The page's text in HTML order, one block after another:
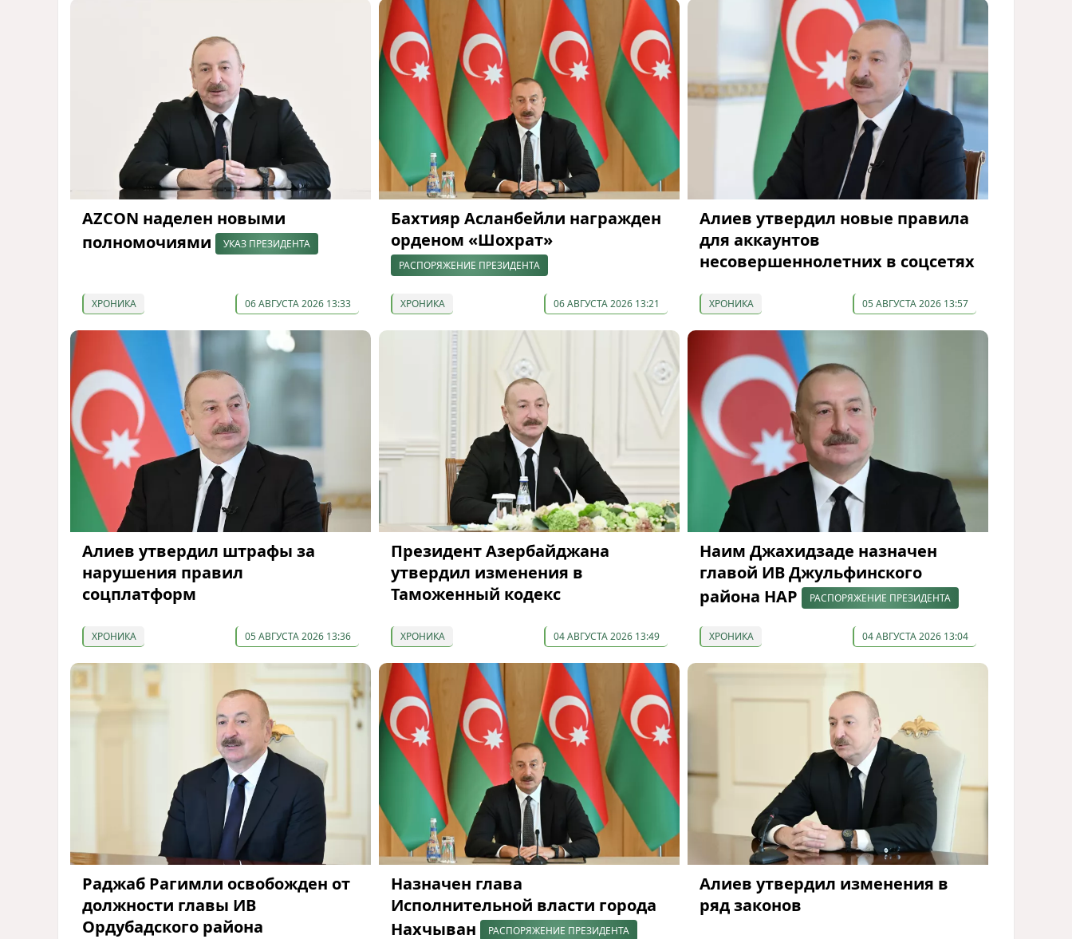
AZCON наделен новыми
полномочиями
УКАЗ ПРЕЗИДЕНТА
ХРОНИКА 06 АВГУСТА 2026 13:33
Бахтияр Асланбейли награжден
орденом «Шохрат»
РАСПОРЯЖЕНИЕ ПРЕЗИДЕНТА
ХРОНИКА 06 АВГУСТА 2026 13:21
Алиев утвердил новые правила
для аккаунтов
несовершеннолетних в соцсетях
ХРОНИКА 05 АВГУСТА 2026 13:57
Алиев утвердил штрафы за
нарушения правил
соцплатформ
ХРОНИКА 05 АВГУСТА 2026 13:36
Президент Азербайджана
утвердил изменения в
Таможенный кодекс
ХРОНИКА 04 АВГУСТА 2026 13:49
Наим Джахидзаде назначен
главой ИВ Джульфинского
района НАР
РАСПОРЯЖЕНИЕ ПРЕЗИДЕНТА
ХРОНИКА 04 АВГУСТА 2026 13:04
Раджаб Рагимли освобожден от
должности главы ИВ
Ордубадского района
Назначен глава
Исполнительной власти города
Нахчыван
РАСПОРЯЖЕНИЕ ПРЕЗИДЕНТА
Алиев утвердил изменения в
ряд законов